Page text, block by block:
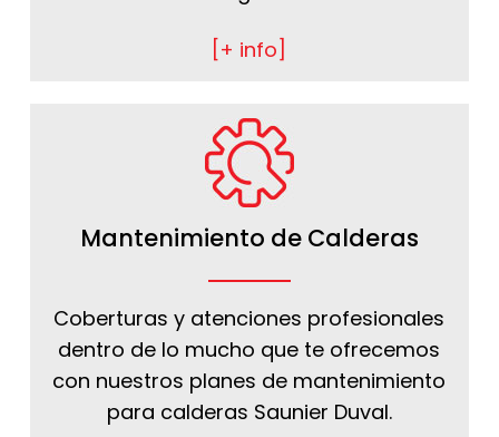
[+ info]
Mantenimiento de Calderas
Coberturas y atenciones profesionales
dentro de lo mucho que te ofrecemos
con nuestros planes de mantenimiento
para calderas Saunier Duval.